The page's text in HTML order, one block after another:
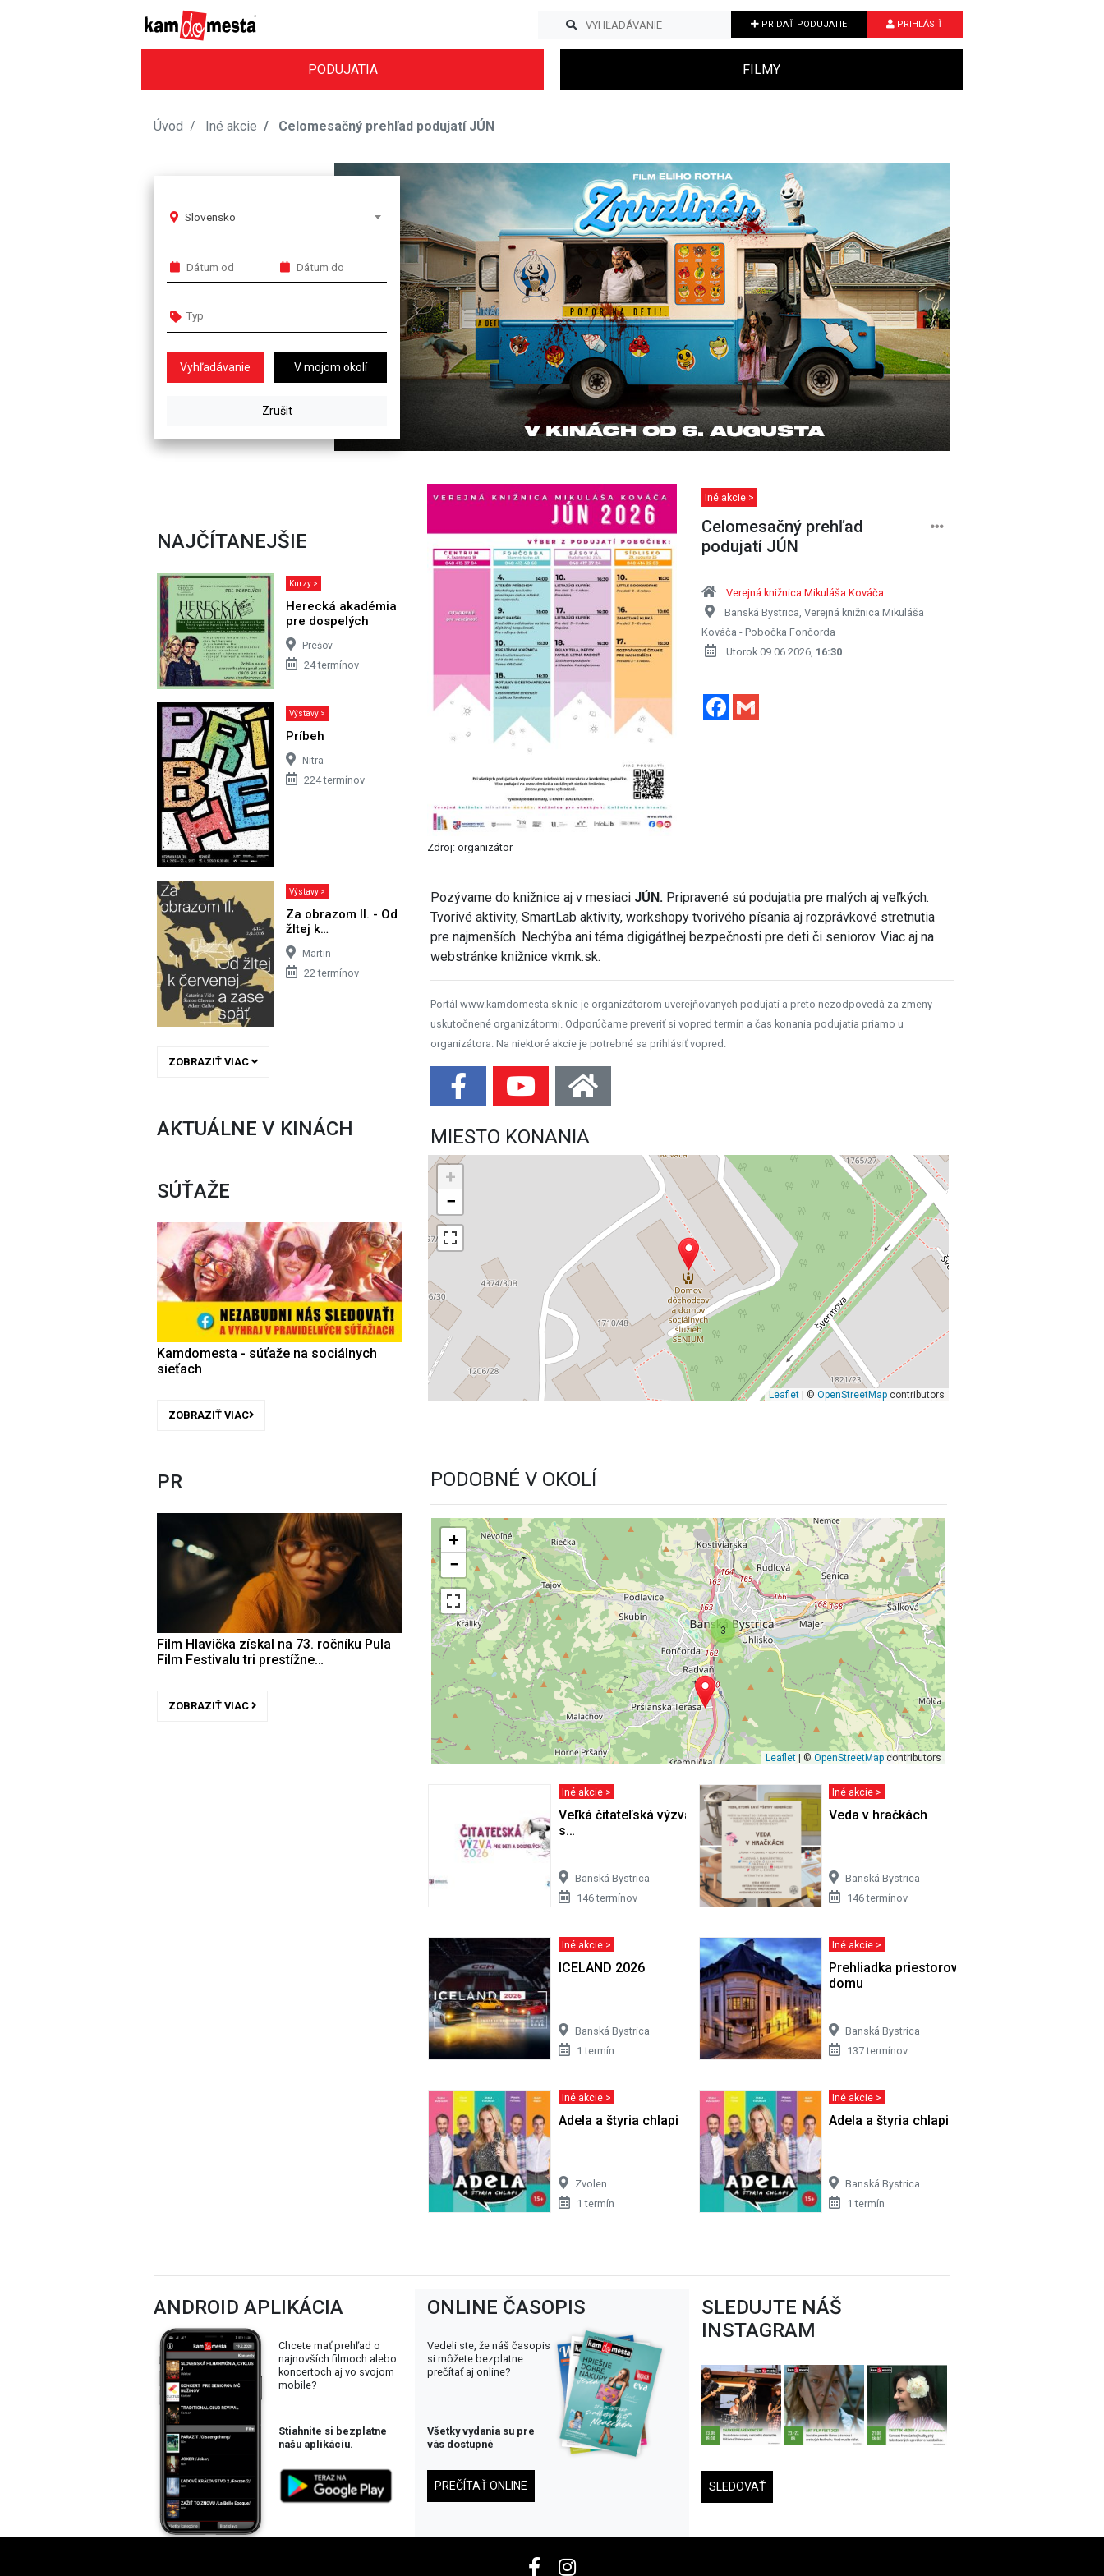
PRIDAŤ PODUJATIE PRIHLÁSIŤ
PODUJATIA FILMY
Úvod Iné akcie Celomesačný prehľad podujatí JÚN
Slovensko
V mojom okolí
Previous Next
NAJČÍTANEJŠIE
Kurzy >
Herecká akadémia
pre dospelých
Prešov
24 termínov
Výstavy >
Príbeh
Nitra
224 termínov
Výstavy >
Za obrazom II. - Od
žltej k…
Martin
22 termínov
ZOBRAZIŤ VIAC
AKTUÁLNE V KINÁCH
SÚŤAŽE
Kamdomesta - súťaže na sociálnych
sieťach
ZOBRAZIŤ VIAC
PR
Film Hlavička získal na 73. ročníku Pula
Film Festivalu tri prestížne…
ZOBRAZIŤ VIAC
Zdroj: organizátor
Iné akcie >
Celomesačný prehľad
podujatí JÚN
Verejná knižnica Mikuláša Kováča
Banská Bystrica, Verejná knižnica Mikuláša
Kováča - Pobočka Fončorda
Utorok 09.06.2026, 16:30
Facebook
Pozývame do knižnice aj v mesiaci JÚN. Pripravené sú podujatia pre malých aj veľkých.
Tvorivé aktivity, SmartLab aktivity, workshopy tvorivého písania aj rozprávkové stretnutia
pre najmenších. Nechýba ani téma digigátlnej bezpečnosti pre deti či seniorov. Viac aj na
webstránke knižnice vkmk.sk.
Portál www.kamdomesta.sk nie je organizátorom uverejňovaných podujatí a preto nezodpovedá za zmeny
uskutočnené organizátormi. Odporúčame preveriť si vopred termín a čas konania podujatia priamo u
organizátora. Na niektoré akcie je potrebné sa prihlásiť vopred.
MIESTO KONANIA
+
−
Leaflet| © OpenStreetMapcontributors
PODOBNÉ V OKOLÍ
3
+
−
Leaflet | ©OpenStreetMapcontributors
Iné akcie >
Veľká čitateľská výzva 2026: Prečítajte
s…
Banská Bystrica
146 termínov
Iné akcie >
Veda v hračkách
Banská Bystrica
146 termínov
Iné akcie >
ICELAND 2026
Banská Bystrica
1 termín
Iné akcie >
Prehliadka priestorov bývalého Župného
domu
Banská Bystrica
137 termínov
Iné akcie >
Adela a štyria chlapi
Zvolen
1 termín
Iné akcie >
Adela a štyria chlapi
Banská Bystrica
1 termín
ANDROID APLIKÁCIA
Chcete mať prehľad o
najnovších filmoch alebo
koncertoch aj vo svojom
mobile?
Stiahnite si bezplatne
našu aplikáciu.
ONLINE ČASOPIS
Vedeli ste, že náš časopis
si môžete bezplatne
prečítať aj online?
Všetky vydania su pre
vás dostupné
PREČÍTAŤ ONLINE
SLEDUJTE NÁŠ
INSTAGRAM
SLEDOVAŤ